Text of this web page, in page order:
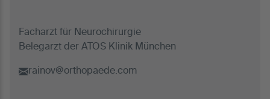
Facharzt für Neurochirurgie
Belegarzt der ATOS Klinik München
rainov@orthopaede.com